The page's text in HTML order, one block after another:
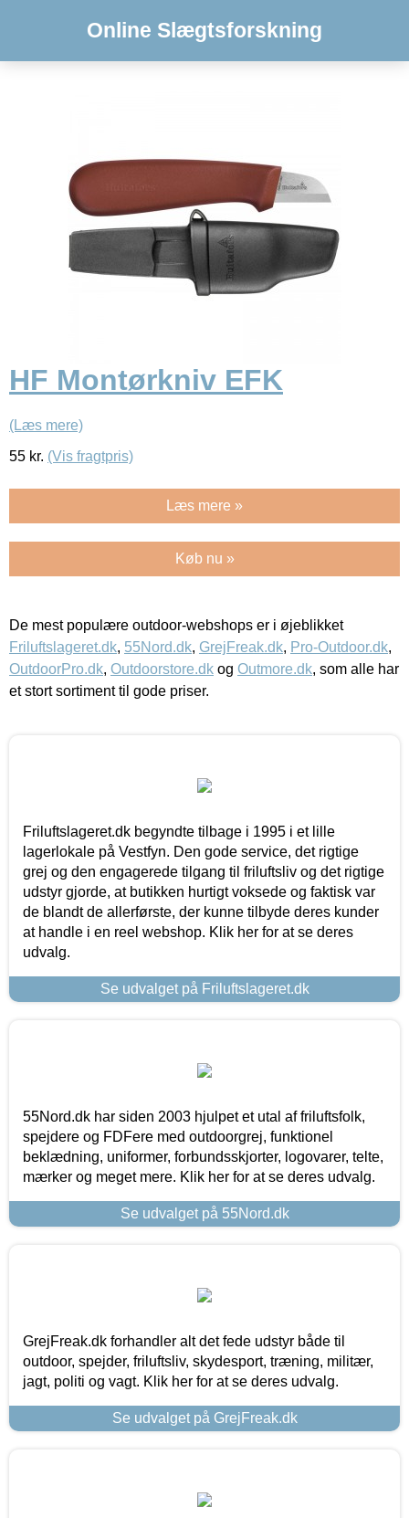
Online Slægtsforskning
HF Montørkniv EFK
(Læs mere)
55 kr. (Vis fragtpris)
Læs mere »
Køb nu »
De mest populære outdoor-webshops er i øjeblikket
Friluftslageret.dk, 55Nord.dk, GrejFreak.dk, Pro-Outdoor.dk,
OutdoorPro.dk, Outdoorstore.dk og Outmore.dk, som alle har
et stort sortiment til gode priser.
Friluftslageret.dk begyndte tilbage i 1995 i et lille
lagerlokale på Vestfyn. Den gode service, det rigtige
grej og den engagerede tilgang til friluftsliv og det rigtige
udstyr gjorde, at butikken hurtigt voksede og faktisk var
de blandt de allerførste, der kunne tilbyde deres kunder
at handle i en reel webshop. Klik her for at se deres
udvalg.
Se udvalget på Friluftslageret.dk
55Nord.dk har siden 2003 hjulpet et utal af friluftsfolk,
spejdere og FDFere med outdoorgrej, funktionel
beklædning, uniformer, forbundsskjorter, logovarer, telte,
mærker og meget mere. Klik her for at se deres udvalg.
Se udvalget på 55Nord.dk
GrejFreak.dk forhandler alt det fede udstyr både til
outdoor, spejder, friluftsliv, skydesport, træning, militær,
jagt, politi og vagt. Klik her for at se deres udvalg.
Se udvalget på GrejFreak.dk